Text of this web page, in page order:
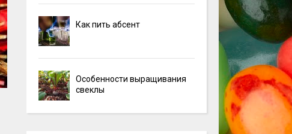
Как пить абсент
Особенности выращивания
свеклы